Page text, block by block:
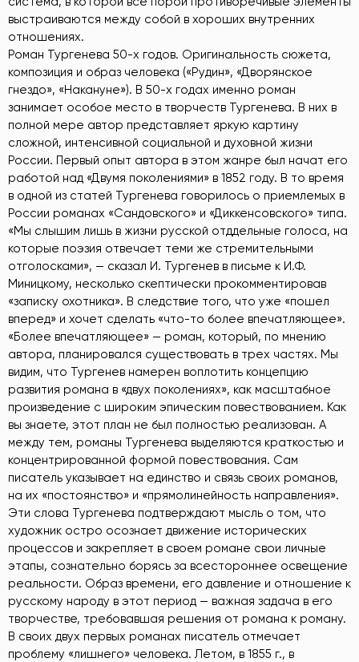
выстраиваются между собой в хороших внутренних
отношениях.
Роман Тургенева 50-х годов. Оригинальность сюжета,
композиция и образ человека («Рудин», «Дворянское
гнездо», «Накануне»). В 50-х годах именно роман
занимает особое место в творчеств Тургенева. В них в
полной мере автор представляет яркую картину
сложной, интенсивной социальной и духовной жизни
России. Первый опыт автора в этом жанре был начат его
работой над «Двумя поколениями» в 1852 году. В то время
в одной из статей Тургенева говорилось о приемлемых в
России романах «Сандовского» и «Диккенсовского» типа.
«Мы слышим лишь в жизни русской отддельные голоса, на
которые поэзия отвечает теми же стремительными
отголосками», — сказал И. Тургенев в письме к И.Ф.
Миницкому, несколько скептически прокомментировав
«записку охотника». В следствие того, что уже «пошел
вперед» и хочет сделать «что-то более впечатляющее».
«Более впечатляющее» — роман, который, по мнению
автора, планировался существовать в трех частях. Мы
видим, что Тургенев намерен воплотить концепцию
развития романа в «двух поколениях», как масштабное
произведение с широким эпическим повествованием. Как
вы знаете, этот план не был полностью реализован. А
между тем, романы Тургенева выделяются краткостью и
концентрированной формой повествования. Сам
писатель указывает на единство и связь своих романов,
на их «постоянство» и «прямолинейность направления».
Эти слова Тургенева подтверждают мысль о том, что
художник остро осознает движение исторических
процессов и закрепляет в своем романе свои личные
этапы, сознательно борясь за всестороннее освещение
реальности. Образ времени, его давление и отношение к
русскому народу в этот период — важная задача в его
творчестве, требовавшая решения от романа к роману.
В своих двух первых романах писатель отмечает
проблему «лишнего» человека. Летом, в 1855 г., в